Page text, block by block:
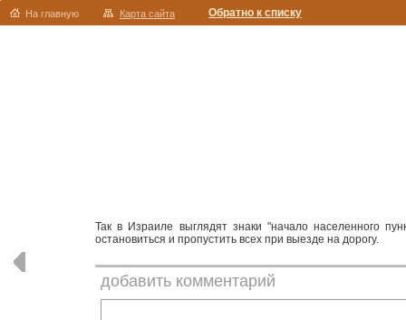
На главную Карта сайта Обратно к списку
Так в Израиле выглядят знаки "начало населенного
остановиться и пропустить всех при выезде на дорогу.
добавить комментарий